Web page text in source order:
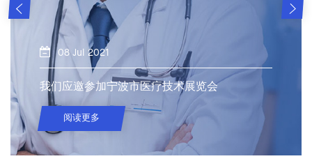
08 Jul 2021
我们应邀参加宁波市医疗技术展览会
阅读更多